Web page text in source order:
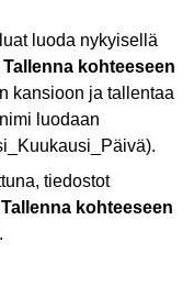
luoda nykyisellä
Tallenna kohteeseen
kansioon ja tallentaa
luodaan
tiedostot
Tallenna kohteeseen